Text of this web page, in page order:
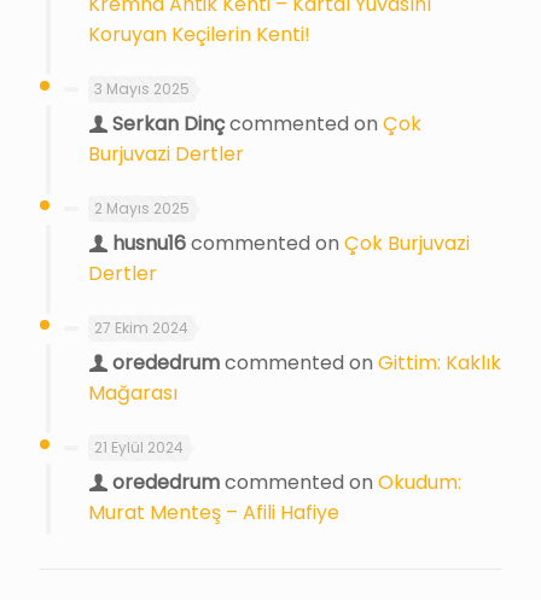
Koruyan Keçilerin Kenti!
3 Mayıs 2025
Serkan Dinçcommented on Çok
Burjuvazi Dertler
2 Mayıs 2025
husnu16commented on Çok Burjuvazi
Dertler
27 Ekim 2024
orededrumcommented on Gittim: Kaklık
Mağarası
21 Eylül 2024
orededrumcommented on Okudum:
Murat Menteş – Afili Hafiye